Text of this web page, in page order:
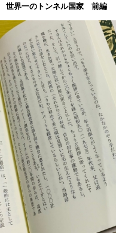
世界一のトンネル国家 前編